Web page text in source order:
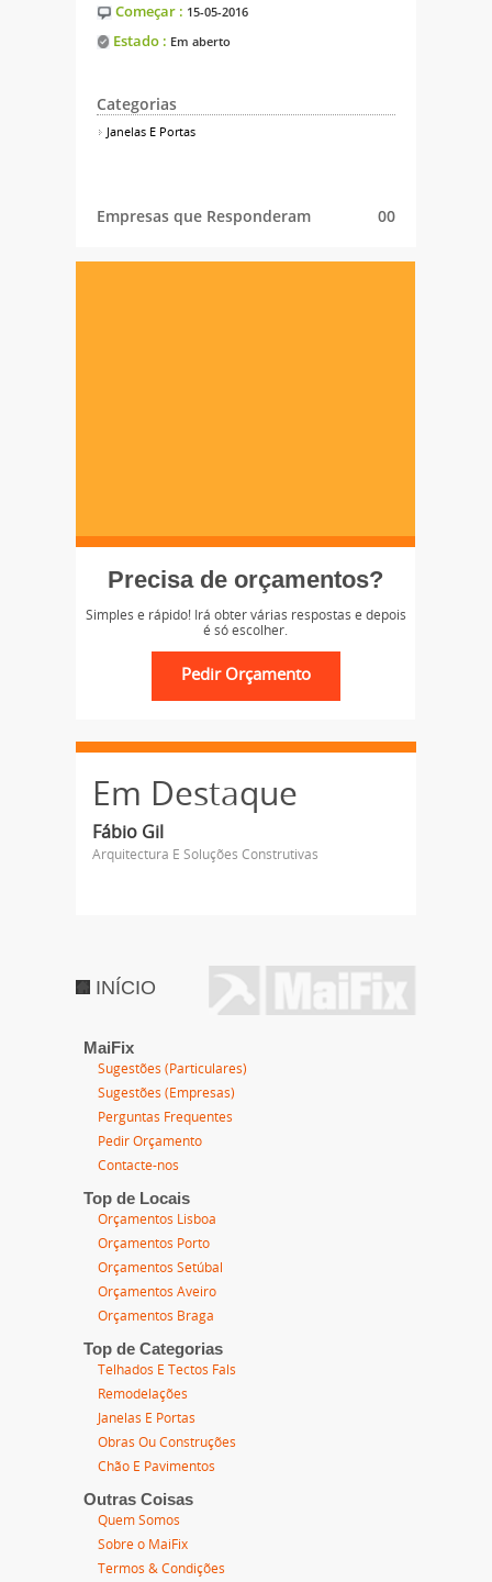
Começar : 15-05-2016
Estado : Em aberto
Categorias
Janelas E Portas
Empresas que Responderam 00
Precisa de orçamentos?
Simples e rápido! Irá obter várias respostas e depois
é só escolher.
Em Destaque
Fábio Gil
Arquitectura E Soluções Construtivas
INÍCIO
MaiFix
Sugestões (Particulares)
Sugestões (Empresas)
Perguntas Frequentes
Pedir Orçamento
Contacte-nos
Top de Locais
Orçamentos Lisboa
Orçamentos Porto
Orçamentos Setúbal
Orçamentos Aveiro
Orçamentos Braga
Top de Categorias
Telhados E Tectos Fals
Remodelações
Janelas E Portas
Obras Ou Construções
Chão E Pavimentos
Outras Coisas
Quem Somos
Sobre o MaiFix
Termos & Condições